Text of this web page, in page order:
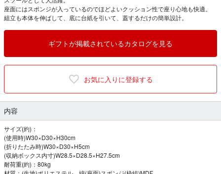
座面にはスポンジが入っているのでほどよいクッション性で座り心地も快適。
組立も本体を伸ばして、底に台紙を引いて、蓋するだけの簡単設計。
ギフトが掲載されているカタログを見る
お気に入りに登録する
内容
サイズ(約)：
(使用時)W30×D30×H30cm
(折りたたみ時)W30×D30×H5cm
(収納ボックス内寸)W28.5×D28.5×H27.5cm
耐荷重(約)：80kg